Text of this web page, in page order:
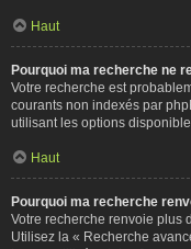
Haut
Pourquoi ma recherche ne
Votre recherche est
courants non indexés par
utilisant les options
Haut
Pourquoi ma recherche
Votre recherche renvoie plus
Utilisez la « Recherche